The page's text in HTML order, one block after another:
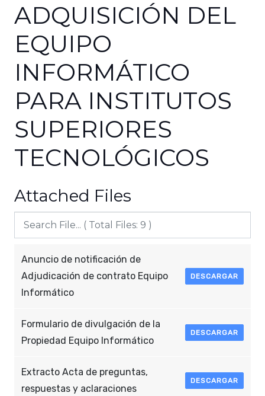
ADQUISICIÓN DEL
EQUIPO
INFORMÁTICO
PARA INSTITUTOS
SUPERIORES
TECNOLÓGICOS
Attached Files
Anuncio de notificación de
Adjudicación de contrato Equipo
Informático
DESCARGAR
Formulario de divulgación de la
Propiedad Equipo Informático
DESCARGAR
Extracto Acta de preguntas,
respuestas y aclaraciones
DESCARGAR